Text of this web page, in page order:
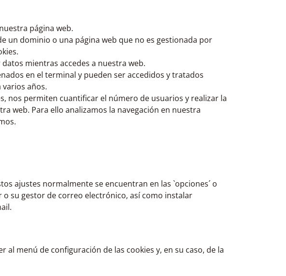
página web.
un dominio o una página web que no es gestionada por
mientras accedes a nuestra web.
en el terminal y pueden ser accedidos y tratados
años.
nos permiten cuantificar el número de usuarios y realizar la
web. Para ello analizamos la navegación en nuestra
ajustes normalmente se encuentran en las `opciones´ o
o su gestor de correo electrónico, así como instalar
menú de configuración de las cookies y, en su caso, de la